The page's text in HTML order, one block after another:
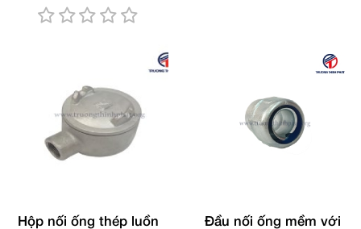
Hộp nối ống thép luồn
Đầu nối ống mềm với